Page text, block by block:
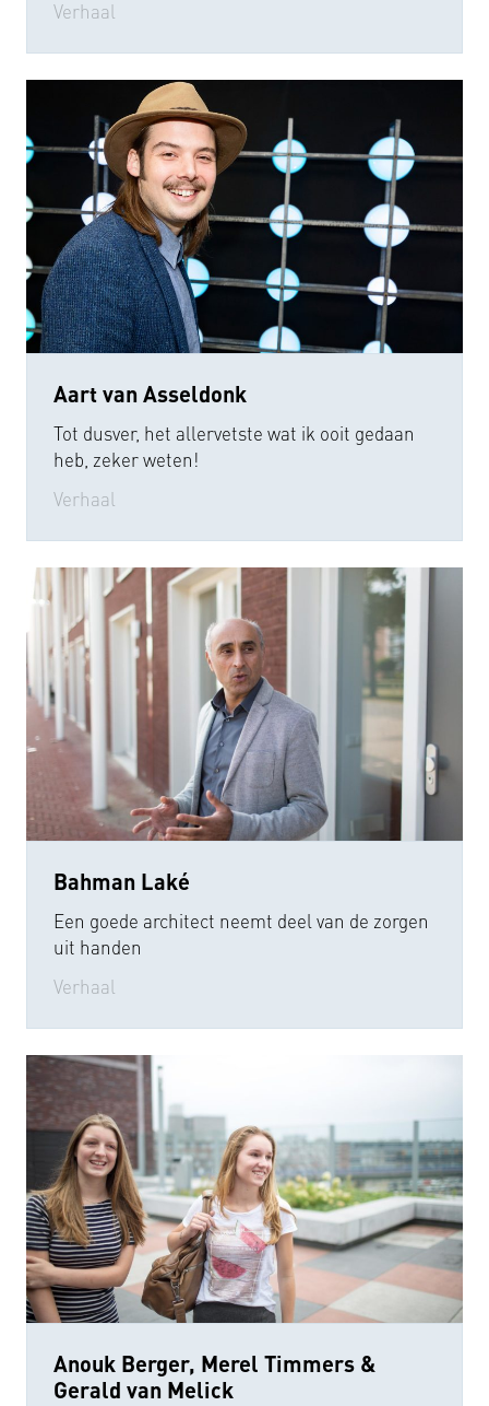
Verhaal
Aart van Asseldonk
Tot dusver, het allervetste wat ik ooit gedaan
heb, zeker weten!
Verhaal
Bahman Laké
Een goede architect neemt deel van de zorgen
uit handen
Verhaal
Anouk Berger, Merel Timmers &
Gerald van Melick